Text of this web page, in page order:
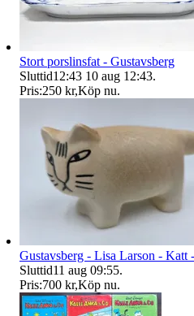
Stort porslinsfat - Gustavsberg
Sluttid12:43 10 aug 12:43.
Pris:250 kr,Köp nu.
Gustavsberg - Lisa Larson -
Sluttid11 aug 09:55.
Pris:700 kr,Köp nu.